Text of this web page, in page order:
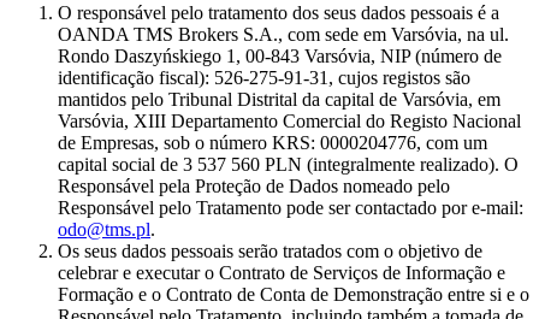
O responsável pelo tratamento dos seus dados pessoais é a
OANDA TMS Brokers S.A., com sede em Varsóvia, na ul.
Rondo Daszyńskiego 1, 00-843 Varsóvia, NIP (número de
identificação fiscal): 526-275-91-31, cujos registos são
mantidos pelo Tribunal Distrital da capital de Varsóvia, em
Varsóvia, XIII Departamento Comercial do Registo Nacional
de Empresas, sob o número KRS: 0000204776, com um
capital social de 3 537 560 PLN (integralmente realizado). O
Responsável pela Proteção de Dados nomeado pelo
Responsável pelo Tratamento pode ser contactado por e-mail:
odo@tms.pl.
Os seus dados pessoais serão tratados com o objetivo de
celebrar e executar o Contrato de Serviços de Informação e
Formação e o Contrato de Conta de Demonstração entre si e o